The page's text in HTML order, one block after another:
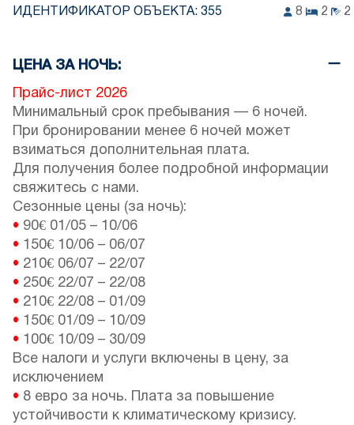
ИДЕНТИФИКАТОР ОБЪЕКТА: 355 8 2 2
ЦЕНА ЗА НОЧЬ:
Прайс-лист 2026
Минимальный срок пребывания — 6 ночей.
При бронировании менее 6 ночей может
взиматься дополнительная плата.
Для получения более подробной информации
свяжитесь с нами.
Сезонные цены (за ночь):
• 90€ 01/05 – 10/06
• 150€ 10/06 – 06/07
• 210€ 06/07 – 22/07
• 250€ 22/07 – 22/08
• 210€ 22/08 – 01/09
• 150€ 01/09 – 10/09
• 100€ 10/09 – 30/09
Все налоги и услуги включены в цену, за
исключением
• 8 евро за ночь. Плата за повышение
устойчивости к климатическому кризису.